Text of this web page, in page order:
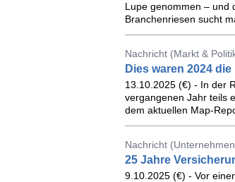
Lupe genommen – und
Branchenriesen sucht
Nachricht (Markt &
Dies waren 2024
13.10.2025 (€) - In der
vergangenen Jahr teils
dem aktuellen Map-
Nachricht
25 Jahre
9.10.2025 (€) - Vor